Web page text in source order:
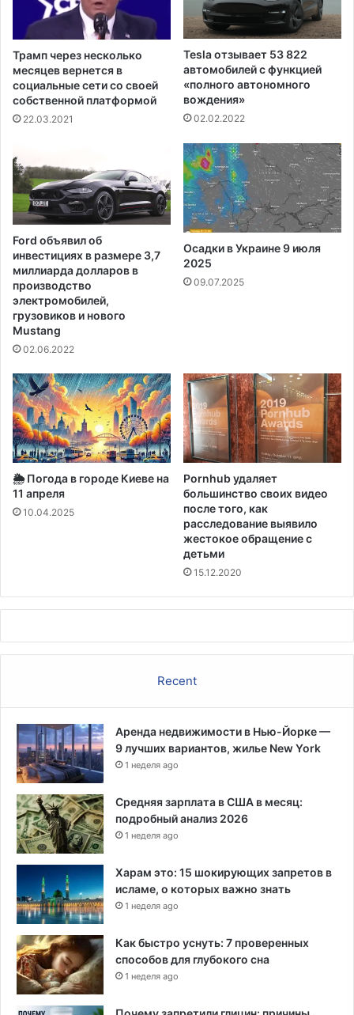
я
н
у
д
и
т
е
ь
н
с
т
ь
"
п
р
о
т
и
в
о
с
т
и
К
т
ч
т
ы
в
н
о
т
о
р
х
р
у
п
н
ы
г
о
р
о
д
а
х
в
п
в
е
г
у
р
а
ц
и
и
Трамп через несколько
месяцев вернется в
социальные сети со своей
собственной платформой
22.03.2021
Tesla отзывает 53 822
автомобилей с функцией
«полного автономного
вождения»
02.02.2022
Ford объявил об
инвестициях в размере 3,7
миллиарда долларов в
производство
электромобилей,
грузовиков и нового
Mustang
02.06.2022
Осадки в Украине 9 июля
2025
09.07.2025
🌦️ Погода в городе Киеве на
11 апреля
10.04.2025
Pornhub удаляет
большинство своих видео
после того, как
расследование выявило
жестокое обращение с
детьми
15.12.2020
Recent
Аренда недвижимости в Нью-Йорке —
9 лучших вариантов, жилье New York
1 неделя ago
Средняя зарплата в США в месяц:
подробный анализ 2026
1 неделя ago
Харам это: 15 шокирующих запретов в
исламе, о которых важно знать
1 неделя ago
Как быстро уснуть: 7 проверенных
способов для глубокого сна
1 неделя ago